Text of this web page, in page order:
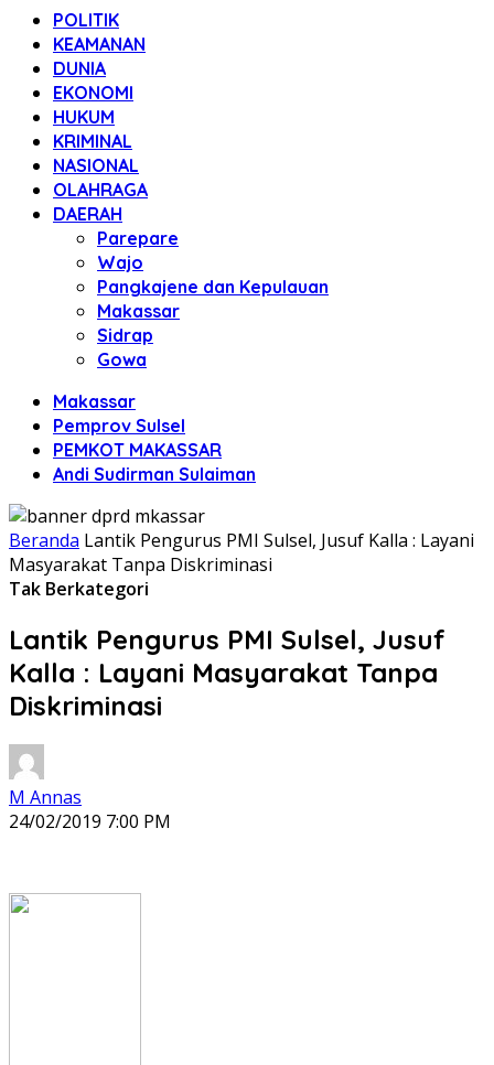
POLITIK
KEAMANAN
DUNIA
EKONOMI
HUKUM
KRIMINAL
NASIONAL
OLAHRAGA
DAERAH
Parepare
Wajo
Pangkajene dan Kepulauan
Makassar
Sidrap
Gowa
Makassar
Pemprov Sulsel
PEMKOT MAKASSAR
Andi Sudirman Sulaiman
Beranda Lantik Pengurus PMI Sulsel, Jusuf Kalla : Layani
Masyarakat Tanpa Diskriminasi
Tak Berkategori
Lantik Pengurus PMI Sulsel, Jusuf
Kalla : Layani Masyarakat Tanpa
Diskriminasi
M Annas
24/02/2019 7:00 PM